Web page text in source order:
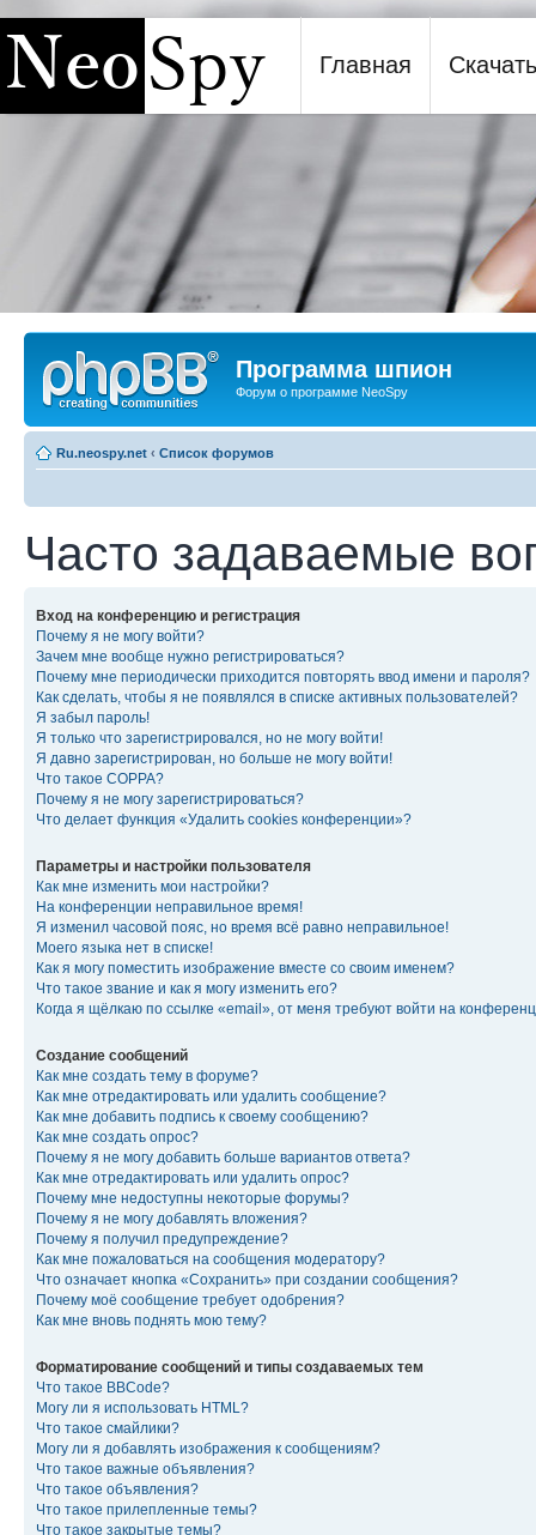
Программа шпион NeoSpy
Главная Скачать
Программа шпион
Форум о программе NeoSpy
Ru.neospy.net ‹ Список форумов
Часто задаваемые
Вход на конференцию и регистрация
Почему я не могу войти?
Зачем мне вообще нужно регистрироваться?
Почему мне периодически приходится повторять ввод имени и пароля?
Как сделать, чтобы я не появлялся в списке активных пользователей?
Я забыл пароль!
Я только что зарегистрировался, но не могу войти!
Я давно зарегистрирован, но больше не могу войти!
Что такое COPPA?
Почему я не могу зарегистрироваться?
Что делает функция «Удалить cookies конференции»?
Параметры и настройки пользователя
Как мне изменить мои настройки?
На конференции неправильное время!
Я изменил часовой пояс, но время всё равно неправильное!
Моего языка нет в списке!
Как я могу поместить изображение вместе со своим именем?
Что такое звание и как я могу изменить его?
Когда я щёлкаю по ссылке «email», от меня требуют войти на
Создание сообщений
Как мне создать тему в форуме?
Как мне отредактировать или удалить сообщение?
Как мне добавить подпись к своему сообщению?
Как мне создать опрос?
Почему я не могу добавить больше вариантов ответа?
Как мне отредактировать или удалить опрос?
Почему мне недоступны некоторые форумы?
Почему я не могу добавлять вложения?
Почему я получил предупреждение?
Как мне пожаловаться на сообщения модератору?
Что означает кнопка «Сохранить» при создании сообщения?
Почему моё сообщение требует одобрения?
Как мне вновь поднять мою тему?
Форматирование сообщений и типы создаваемых тем
Что такое BBCode?
Могу ли я использовать HTML?
Что такое смайлики?
Могу ли я добавлять изображения к сообщениям?
Что такое важные объявления?
Что такое объявления?
Что такое прилепленные темы?
Что такое закрытые темы?